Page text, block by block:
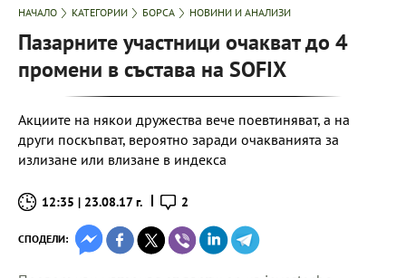
НАЧАЛО КАТЕГОРИИ БОРСА НОВИНИ И АНАЛИЗИ
Пазарните участници очакват до 4
промени в състава на SOFIX
Акциите на някои дружества вече поевтиняват, а на
други поскъпват, вероятно заради очакванията за
излизане или влизане в индекса
12:35 | 23.08.17 г. 2
СПОДЕЛИ: